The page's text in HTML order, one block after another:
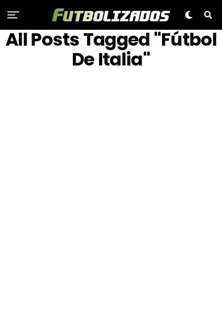
All Posts Tagged "Fútbol
De Italia"